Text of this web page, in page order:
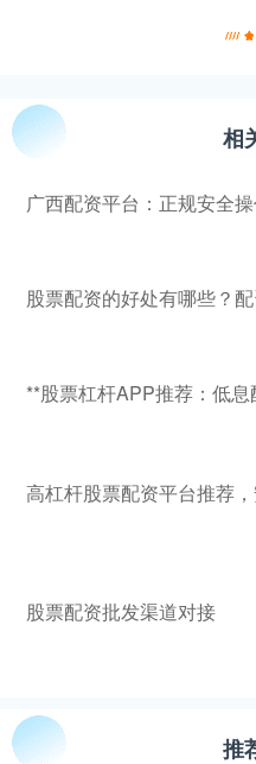
相
广西配资平台：正规安全
股票配资的好处有哪些？
**股票杠杆APP推荐：低
高杠杆股票配资平台推荐
股票配资批发渠道对接
推